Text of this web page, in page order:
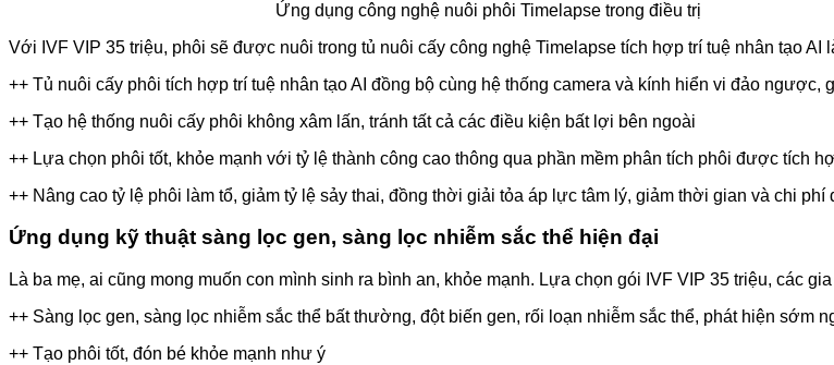
Ứng dụng công nghệ nuôi phôi Timelapse trong điều trị
Với IVF VIP 35 triệu, phôi sẽ được nuôi trong tủ nuôi cấy công nghệ Timelapse tích hợp trí tuệ nhân tạo AI
++ Tủ nuôi cấy phôi tích hợp trí tuệ nhân tạo AI đồng bộ cùng hệ thống camera và kính hiển vi đảo
++ Tạo hệ thống nuôi cấy phôi không xâm lấn, tránh tất cả các điều kiện bất lợi bên ngoài
++ Lựa chọn phôi tốt, khỏe mạnh với tỷ lệ thành công cao thông qua phần mềm phân tích phôi được tích
++ Nâng cao tỷ lệ phôi làm tổ, giảm tỷ lệ sảy thai, đồng thời giải tỏa áp lực tâm lý, giảm thời gian và chi phí
Ứng dụng kỹ thuật sàng lọc gen, sàng lọc nhiễm sắc thể hiện đại
Là ba mẹ, ai cũng mong muốn con mình sinh ra bình an, khỏe mạnh. Lựa chọn gói IVF VIP 35 triệu, các
++ Sàng lọc gen, sàng lọc nhiễm sắc thể bất thường, đột biến gen, rối loạn nhiễm sắc thể, phát hiện sớm
++ Tạo phôi tốt, đón bé khỏe mạnh như ý